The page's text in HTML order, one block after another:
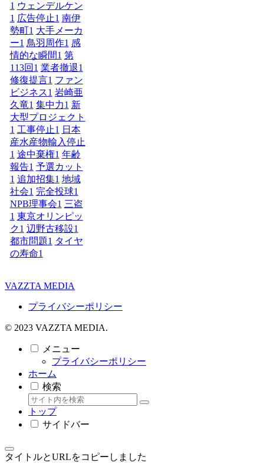
1 ウェンデルケン
1 広告停止1 南伊
勢町1 大手メーカ
ー1 鳥羽周作1 感
情的な瞬間1 第
113回 1 業者撤退1
修復提言1 ファン
ビジネス1 岩崎亜
久竜1 集中力1 新
大型プロジェクト
1 工事停止1 日本
産水産物輸入停止
1 途中棄権1 年齢
報告1 予選カット
1 追加招集1 地域
社会1 完全投球1
NPB理事会1 三盗
1 東京オリンピッ
ク1 辺野古移設1
都市問題1 タイヤ
の寿命1
VAZZTA MEDIA
プライバシーポリシー
© 2023 VAZZTA MEDIA.
メニュー
プライバシーポリシー
ホーム
検索
トップ
サイドバー
タイトルとURLをコピーしました